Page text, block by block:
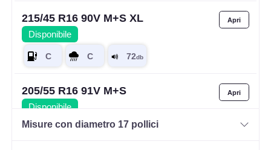
215/45 R16 90V M+S XL
Disponibile
205/55 R16 91V M+S
Disponibile
Misure con diametro 17 pollici